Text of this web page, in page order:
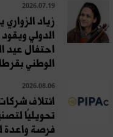
2026.07.19
زياد
احتفال عيد
الوطني
2026.08.06
ائتلاف
تحويليًا
فرصة واعدة